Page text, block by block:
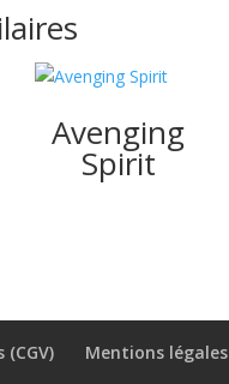
Avenging
Spirit
Mentions légales